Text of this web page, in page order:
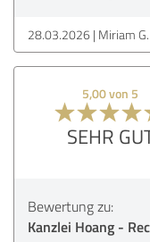
28.03.2026 Miriam G.
5,00 von 5
SEHR
Bewertung zu:
Kanzlei Hoang -